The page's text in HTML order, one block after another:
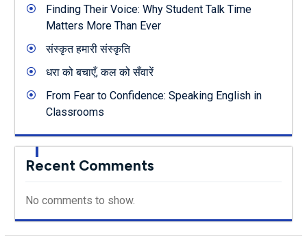
Finding Their Voice: Why Student Talk Time
Matters More Than Ever
संस्कृत हमारी संस्कृति
धरा को बचाएँ, कल को सँवारें
From Fear to Confidence: Speaking English in
Classrooms
Recent Comments
No comments to show.